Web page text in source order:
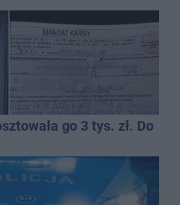
go 3 tys. zł. Do